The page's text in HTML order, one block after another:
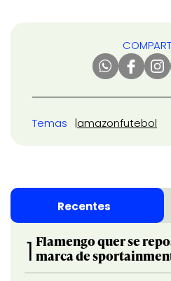
Temas amazonfutebol
Recentes
1 Flamengo quer se
marca de